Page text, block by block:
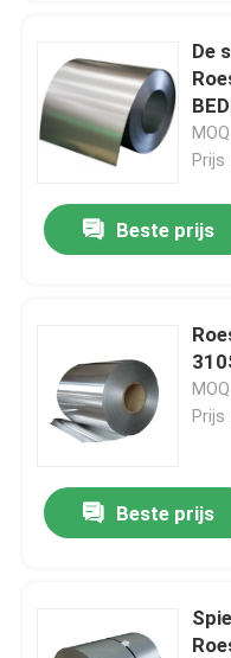
De
Prijs
Beste prijs
Prijs
Beste prijs